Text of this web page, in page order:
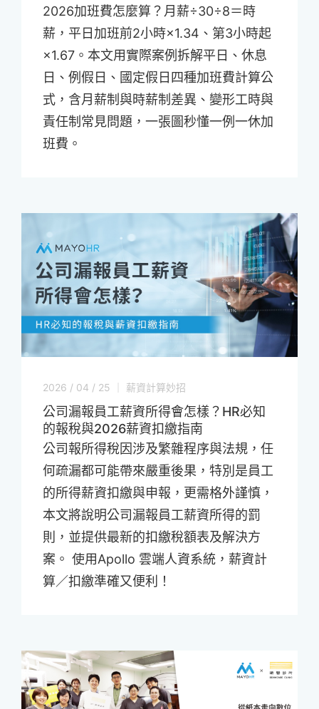
2026加班費怎麼算？月薪÷30÷8＝時
薪，平日加班前2小時×1.34、第3小時起
×1.67。本文用實際案例拆解平日、休息
日、例假日、國定假日四種加班費計算公
式，含月薪制與時薪制差異、變形工時與
責任制常見問題，一張圖秒懂一例一休加
班費。
2026 / 04 / 25 ｜ 薪資計算妙招
公司漏報員工薪資所得會怎樣？HR必知
的報稅與2026薪資扣繳指南
公司報所得稅因涉及繁雜程序與法規，任
何疏漏都可能帶來嚴重後果，特別是員工
的所得薪資扣繳與申報，更需格外謹慎，
本文將說明公司漏報員工薪資所得的罰
則，並提供最新的扣繳稅額表及解決方
案。 使用Apollo 雲端人資系統，薪資計
算／扣繳準確又便利！